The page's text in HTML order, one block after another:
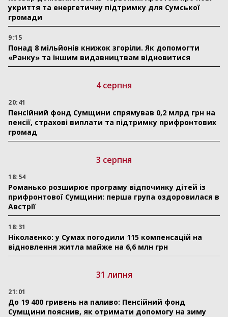
укриття та енергетичну підтримку для Сумської
громади
9:15
Понад 8 мільйонів книжок згоріли. Як допомогти
«Ранку» та іншим видавництвам відновитися
4 серпня
20:41
Пенсійний фонд Сумщини спрямував 0,2 млрд грн на
пенсії, страхові виплати та підтримку прифронтових
громад
3 серпня
18:54
Романько розширює програму відпочинку дітей із
прифронтової Сумщини: перша група оздоровилася в
Австрії
18:31
Ніколаєнко: у Сумах погодили 115 компенсацій на
відновлення житла майже на 6,6 млн грн
31 липня
21:01
До 19 400 гривень на паливо: Пенсійний фонд
Сумщини пояснив, як отримати допомогу на зиму